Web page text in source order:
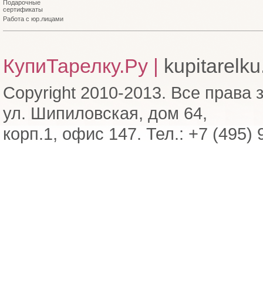
Подарочные
сертификаты
Работа с юр.лицами
КупиТарелку.Ру |
Copyright 2010-2013. Все
ул. Шипиловская, дом 64,
корп.1, офис 147. Тел.: +7 (495)